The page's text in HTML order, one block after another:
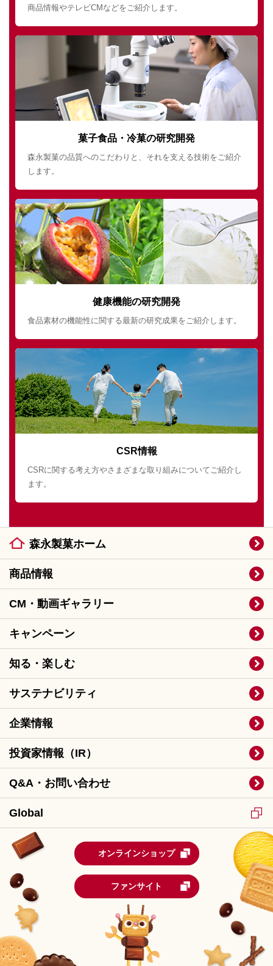
商品情報やテレビCMなどをご紹介します。
菓子食品・冷菓の研究開発
森永製菓の品質へのこだわりと、それを支える技術をご紹介
します。
健康機能の研究開発
食品素材の機能性に関する最新の研究成果をご紹介します。
CSR情報
CSRに関する考え方やさまざまな取り組みについてご紹介し
ます。
森永製菓ホーム
商品情報
CM・動画ギャラリー
キャンペーン
知る・楽しむ
サステナビリティ
企業情報
投資家情報（IR）
Q&A・お問い合わせ
Global
オンラインショップ
ファンサイト